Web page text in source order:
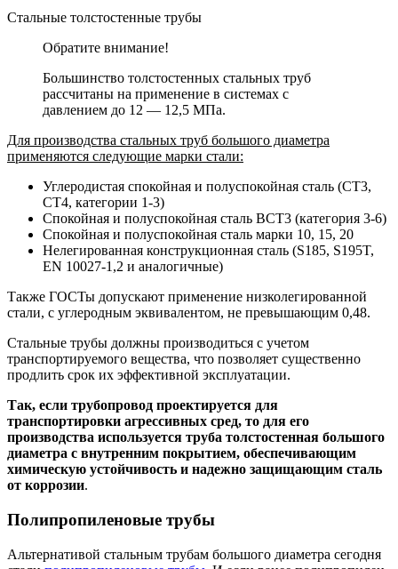
Стальные толстостенные трубы
Обратите внимание!
Большинство толстостенных стальных труб
рассчитаны на применение в системах с
давлением до 12 — 12,5 МПа.
Для производства стальных труб большого диаметра
применяются следующие марки стали:
Углеродистая спокойная и полуспокойная сталь (СТ3,
СТ4, категории 1-3)
Спокойная и полуспокойная сталь ВСТ3 (категория 3-6)
Спокойная и полуспокойная сталь марки 10, 15, 20
Нелегированная конструкционная сталь (S185, S195T,
EN 10027-1,2 и аналогичные)
Также ГОСТы допускают применение низколегированной
стали, с углеродным эквивалентом, не превышающим 0,48.
Стальные трубы должны производиться с учетом
транспортируемого вещества, что позволяет существенно
продлить срок их эффективной эксплуатации.
Так, если трубопровод проектируется для
транспортировки агрессивных сред, то для его
производства используется труба толстостенная большого
диаметра с внутренним покрытием, обеспечивающим
химическую устойчивость и надежно защищающим сталь
от коррозии.
Полипропиленовые трубы
Альтернативой стальным трубам большого диаметра сегодня